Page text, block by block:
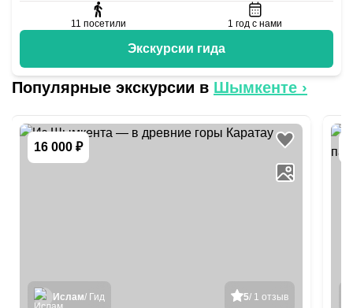
11 посетили 1 год с нами
Экскурсии гида
Популярные экскурсии в Шымкенте ›
16 000 ₽
5/ 1 отзыв
Ислам/ Гид